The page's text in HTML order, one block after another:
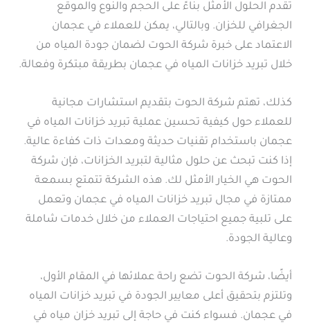
تقدم الحلول الأمثل بناءً على الحجم والنوع والموقع
الجغرافي للخزان. وبالتالي، يمكن للعملاء في عجمان
الاعتماد على خبرة شركة الحوت لضمان جودة المياه من
خلال تبريد خزانات المياه في عجمان بطريقة مبتكرة وفعالة.
كذلك، تهتم شركة الحوت بتقديم استشارات مجانية
للعملاء حول كيفية تحسين عملية تبريد خزانات المياه في
عجمان باستخدام تقنيات حديثة ومعدات ذات كفاءة عالية.
إذا كنت تبحث عن حلول مثالية لتبريد الخزانات، فإن شركة
الحوت هي الخيار الأمثل لك. هذه الشركة تتمتع بسمعة
ممتازة في مجال تبريد خزانات المياه في عجمان وتعمل
على تلبية جميع احتياجات العملاء من خلال خدمات شاملة
وعالية الجودة.
أيضًا، شركة الحوت تضع راحة عملائها في المقام الأول،
وتلتزم بتحقيق أعلى معايير الجودة في تبريد خزانات المياه
في عجمان. فسواء كنت في حاجة إلى تبريد خزان مياه في